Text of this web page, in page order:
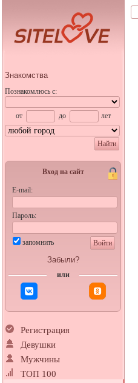
Знакомства
Познакомлюсь с:
от до лет
Найти
Вход на сайт
E-mail:
Пароль:
запомнить Войти
Забыли?
или
Регистрация
Девушки
Мужчины
ТОП 100